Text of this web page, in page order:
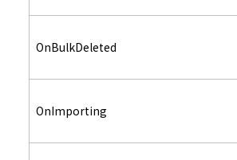
OnBulkDeleted
OnImporting